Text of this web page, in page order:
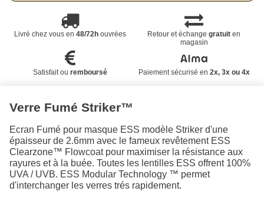
Livré chez vous en 48/72houvrées Retour et échangegratuit en
magasin
Satisfait ou remboursé Paiement sécurisé en 2x, 3x ou 4x
Verre Fumé Striker™
Ecran Fumé pour masque ESS modèle Striker d'une
épaisseur de 2.6mm avec le fameux revêtement ESS
Clearzone™ Flowcoat pour maximiser la résistance aux
rayures et à la buée. Toutes les lentilles ESS offrent 100%
UVA / UVB. ESS Modular Technology ™ permet
d'interchanger les verres trés rapidement.